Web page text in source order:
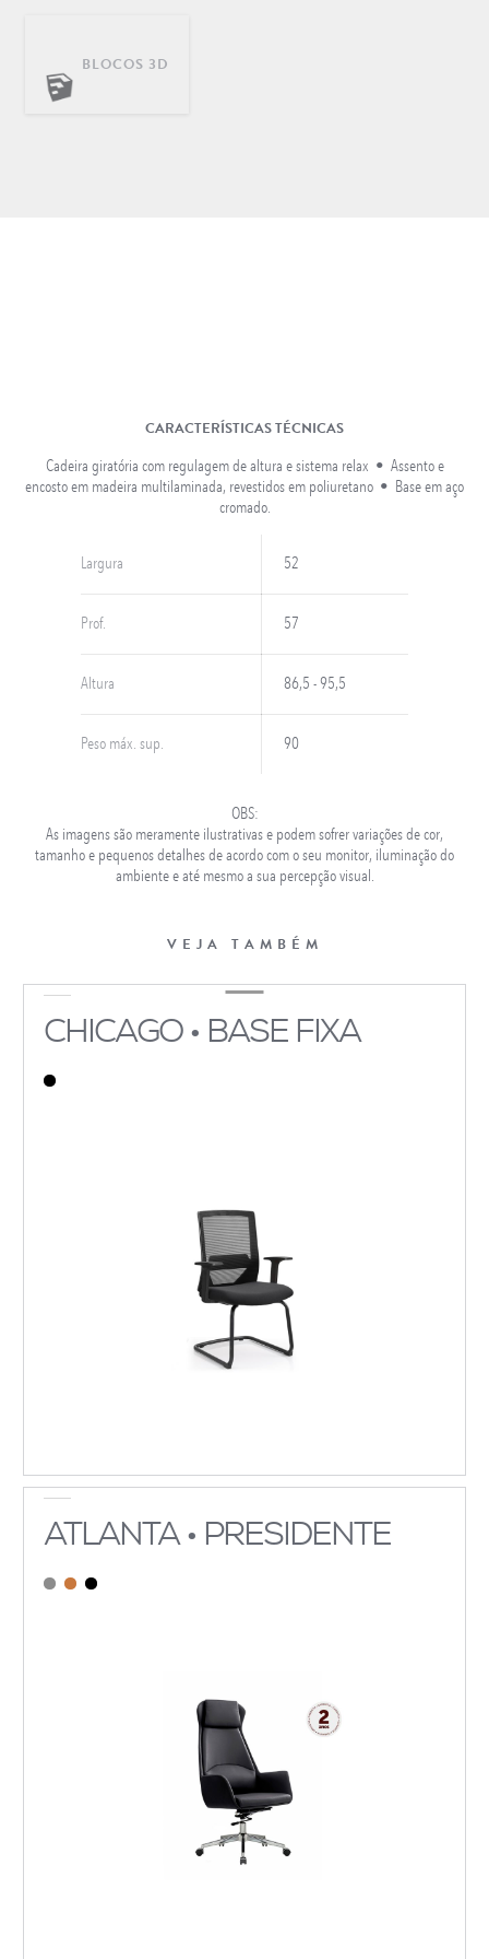
BLOCOS 3D
CARACTERÍSTICAS TÉCNICAS
Cadeira giratória com regulagem de altura e sistema relax • Assento e
encosto em madeira multilaminada, revestidos em poliuretano • Base em aço
cromado.
Largura 52
Prof. 57
Altura 86,5 - 95,5
Peso máx. sup. 90
OBS:
As imagens são meramente ilustrativas e podem sofrer variações de cor,
tamanho e pequenos detalhes de acordo com o seu monitor, iluminação do
ambiente e até mesmo a sua percepção visual.
VEJA TAMBÉM
CHICAGO • BASE FIXA
ATLANTA • PRESIDENTE